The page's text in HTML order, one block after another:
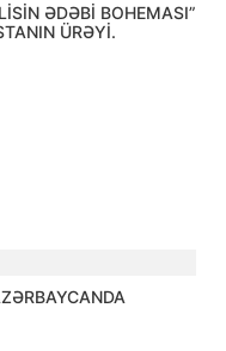
ƏDƏBİ BOHEMASI”
ÜRƏYİ.